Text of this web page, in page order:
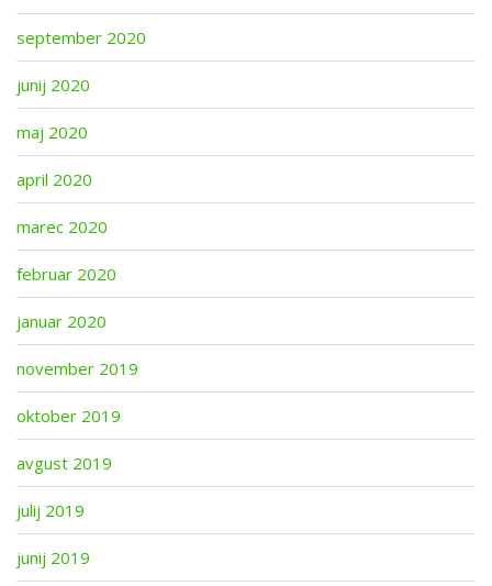
september 2020
junij 2020
maj 2020
april 2020
marec 2020
februar 2020
januar 2020
november 2019
oktober 2019
avgust 2019
julij 2019
junij 2019